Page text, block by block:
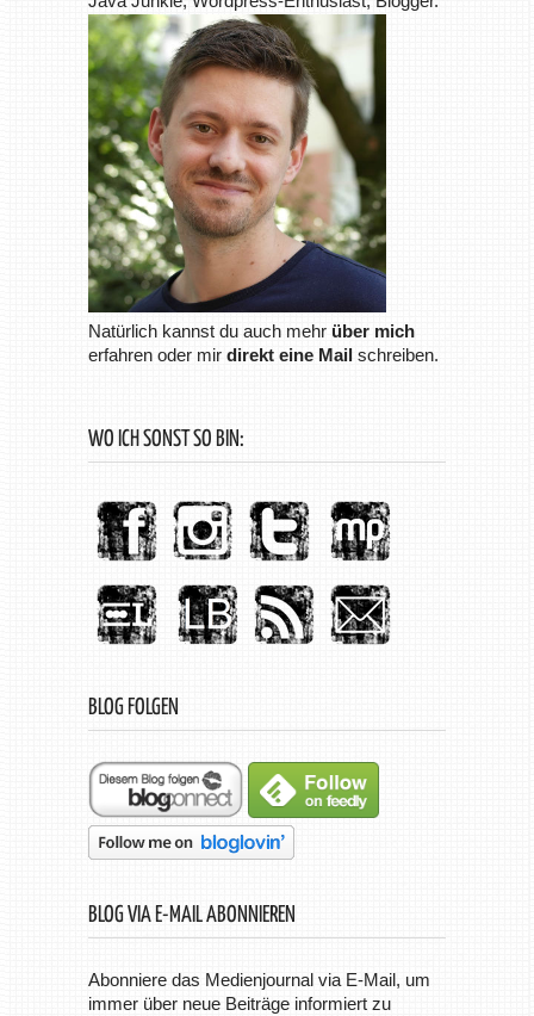
Natürlich kannst du auch mehr über mich
erfahren oder mir direkt eine Mailschreiben.
WO ICH SONST SO BIN:
BLOG FOLGEN
BLOG VIA E-MAIL ABONNIEREN
Abonniere das Medienjournal via E-Mail, um
immer über neue Beiträge informiert zu